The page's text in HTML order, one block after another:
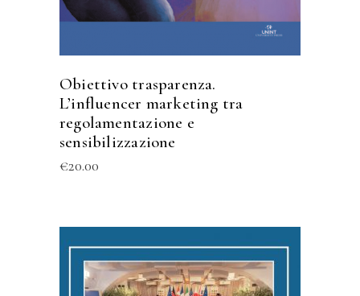
Obiettivo trasparenza.
L’influencer marketing tra
regolamentazione e
sensibilizzazione
€20.00